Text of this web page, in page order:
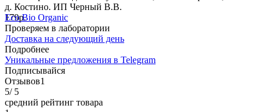
д. Костино. ИП Черный В.В.
179р.
Eco Bio Organic
Проверяем в лаборатории
Доставка на следующий день
Подробнее
Уникальные предложения в Telegram
Подписывайся
Отзывов1
5/ 5
средний рейтинг товара